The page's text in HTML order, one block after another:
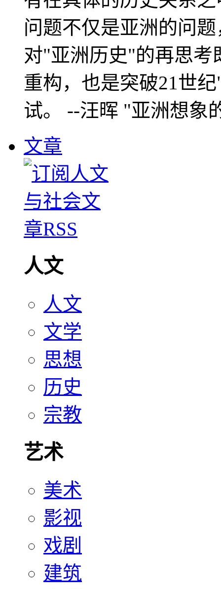
问题不仅是亚洲的问
对"亚洲历史"的再思考
重构，也是突破21世
试。 --汪晖 "亚洲想象
文章
人文
人文
文学
思想
历史
宗教
艺术
美术
影视
戏剧
建筑